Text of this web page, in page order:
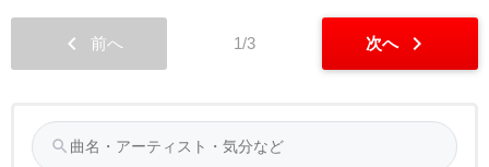
chevron_left 前へ 1/3 次へ chevron_right
search